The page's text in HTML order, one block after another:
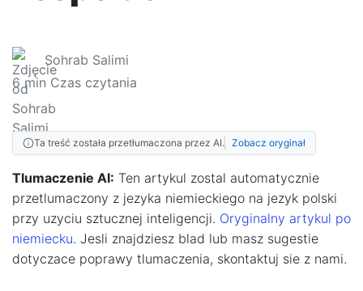
Sohrab Salimi
6min Czas czytania
Ta treść została przetłumaczona przez AI. Zobacz oryginał
Tlumaczenie AI: Ten artykul zostal automatycznie
przetlumaczony z jezyka niemieckiego na jezyk polski
przy uzyciu sztucznej inteligencji. Oryginalny artykul po
niemiecku. Jesli znajdziesz blad lub masz sugestie
dotyczace poprawy tlumaczenia, skontaktuj sie z nami.